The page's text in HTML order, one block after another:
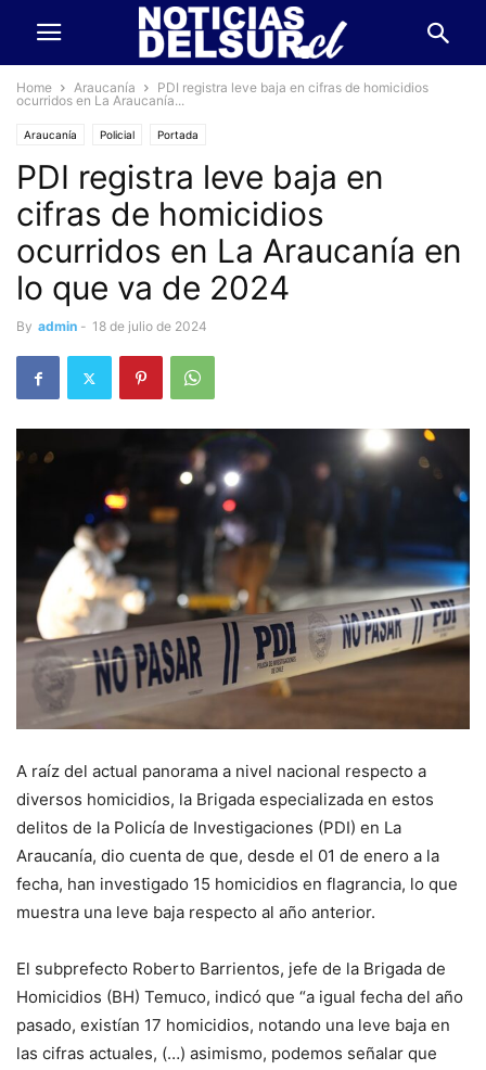
Home Araucanía
PDI registra leve baja en cifras de homicidios
ocurridos en La Araucanía...
Araucanía Policial Portada
PDI registra leve baja en
cifras de homicidios
ocurridos en La Araucanía en
lo que va de 2024
By admin - 18 de julio de 2024
A raíz del actual panorama a nivel nacional respecto a
diversos homicidios, la Brigada especializada en estos
delitos de la Policía de Investigaciones (PDI) en La
Araucanía, dio cuenta de que, desde el 01 de enero a la
fecha, han investigado 15 homicidios en flagrancia, lo que
muestra una leve baja respecto al año anterior.
El subprefecto Roberto Barrientos, jefe de la Brigada de
Homicidios (BH) Temuco, indicó que “a igual fecha del año
pasado, existían 17 homicidios, notando una leve baja en
las cifras actuales, (…) asimismo, podemos señalar que